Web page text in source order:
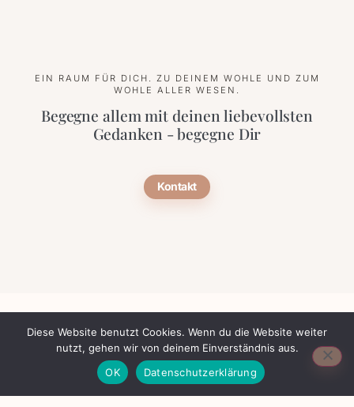
EIN RAUM FÜR DICH. ZU DEINEM WOHLE UND ZUM
WOHLE ALLER WESEN.
Begegne allem mit deinen liebevollsten
Gedanken - begegne Dir
Kontakt
Datenschutz Impressum
Diese Website benutzt Cookies. Wenn du die Website weiter
nutzt, gehen wir von deinem Einverständnis aus.
OK
Datenschutzerklärung